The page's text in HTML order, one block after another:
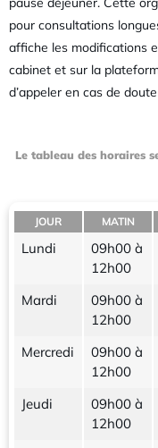
pour consultations
affiche les modifications
cabinet et sur la
d’appeler en cas de
Le tableau des horaires
JOUR MATIN
Lundi
09h00 à
12h00
Mardi
09h00 à
12h00
Mercredi
09h00 à
12h00
Jeudi
09h00 à
12h00